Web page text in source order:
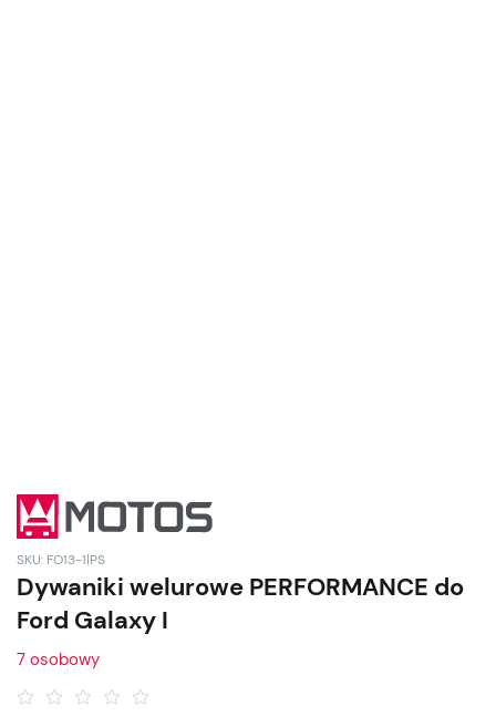
SKU: FO13-1|PS
Dywaniki welurowe PERFORMANCE do
Ford Galaxy I
7 osobowy